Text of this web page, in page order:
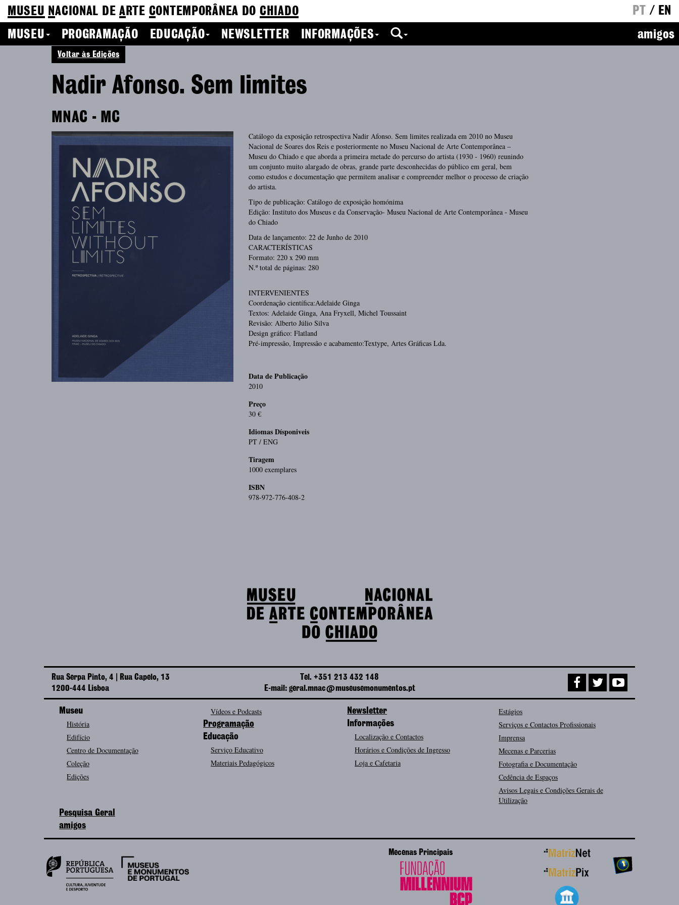
MUSEU NACIONAL DEA RTE CONTEMPORÂNEA DO CHIADO PT / EN
MUSEU
PROGRAMAÇÃO EDUCAÇÃO NEWSLETTER INFORMAÇÕES amigos
Voltar às Edições
Nadir Afonso. Sem limites
MNAC - MC
Catálogo da exposição retrospectiva Nadir Afonso. Sem limites realizada em 2010 no Museu
Nacional de Soares dos Reis e posteriormente no Museu Nacional de Arte Contemporânea –
Museu do Chiado e que aborda a primeira metade do percurso do artista (1930 - 1960) reunindo
um conjunto muito alargado de obras, grande parte desconhecidas do público em geral, bem
como estudos e documentação que permitem analisar e compreender melhor o processo de criação
do artista.
Tipo de publicação: Catálogo de exposição homónima
Edição: Instituto dos Museus e da Conservação- Museu Nacional de Arte Contemporânea - Museu
do Chiado
Data de lançamento: 22 de Junho de 2010
CARACTERÍSTICAS
Formato: 220 x 290 mm
N.º total de páginas: 280
INTERVENIENTES
Coordenação científica:Adelaide Ginga
Textos: Adelaide Ginga, Ana Fryxell, Michel Toussaint
Revisão: Alberto Júlio Silva
Design gráfico: Flatland
Pré-impressão, Impressão e acabamento:Textype, Artes Gráficas Lda.
Data de Publicação
2010
Preço
30 €
Idiomas Dísponiveis
PT / ENG
Tiragem
1000 exemplares
ISBN
978-972-776-408-2
Rua Serpa Pinto, 4 | Rua Capelo, 13
1200-444 Lisboa
Tel. +351 213 432 148
E-mail: geral.mnac@museusemonumentos.pt
Museu
História
Edifício
Centro de Documentação
Coleção
Edições
Vídeos e Podcasts
Programação
Educação
Serviço Educativo
Materiais Pedagógicos
Newsletter
Informações
Localização e Contactos
Horários e Condições de Ingresso
Loja e Cafetaria
Estágios
Serviços e Contactos Profissionais
Imprensa
Mecenas e Parcerias
Fotografia e Documentação
Cedência de Espaços
Avisos Legais e Condições Gerais de
Utilização
Pesquisa Geral
amigos
Mecenas Principais